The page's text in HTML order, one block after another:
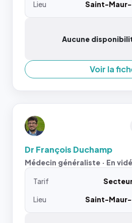
Lieu Saint-
Aucune
Voir la
Dr François Duchamp
Médecin généraliste · En
Tarif
Lieu
Saint-